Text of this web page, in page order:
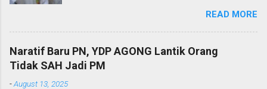
sekarang sedang aktif dalam usaha untuk
memurtadkan orang Islam di malaysia. Modius
operandi mereka menggunakan air sihir/suci
(holly water) jadi berhati-hatilah dengan air
READ MORE
Naratif Baru PN, YDP AGONG Lantik Orang
Tidak SAH Jadi PM
-August 13, 2025